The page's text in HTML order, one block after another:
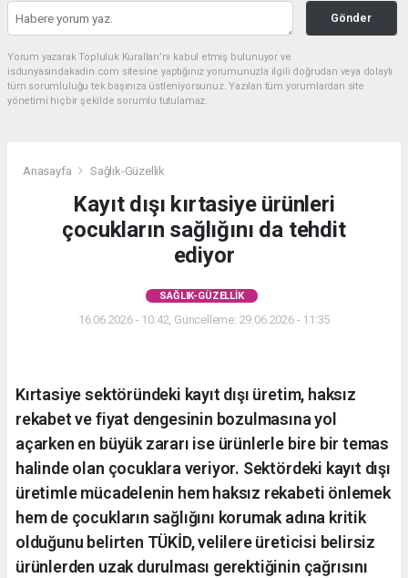
Gönder
Yorum yazarak Topluluk Kuralları’nı kabul etmiş bulunuyor ve
isdunyasindakadin.com sitesine yaptığınız yorumunuzla ilgili doğrudan veya dolaylı
tüm sorumluluğu tek başınıza üstleniyorsunuz. Yazılan tüm yorumlardan site
yönetimi hiçbir şekilde sorumlu tutulamaz.
Anasayfa Sağlık-Güzellik
Kayıt dışı kırtasiye ürünleri
çocukların sağlığını da tehdit
ediyor
SAĞLIK-GÜZELLIK
16.06.2026 - 10:42, Güncelleme: 29.06.2026 - 11:35
Kırtasiye sektöründeki kayıt dışı üretim, haksız
rekabet ve fiyat dengesinin bozulmasına yol
açarken en büyük zararı ise ürünlerle bire bir temas
halinde olan çocuklara veriyor. Sektördeki kayıt dışı
üretimle mücadelenin hem haksız rekabeti önlemek
hem de çocukların sağlığını korumak adına kritik
olduğunu belirten TÜKİD, velilere üreticisi belirsiz
ürünlerden uzak durulması gerektiğinin çağrısını